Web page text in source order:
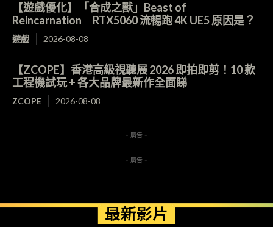
【遊戲優化】「合成之獸」Beast of
Reincarnation RTX5060 流暢跑 4K UE5 原因是？
遊戲 2026-08-08
【ZCOPE】香港高級視聽展 2026 即拍即剪！10 款
工程機試玩 + 各大品牌最新作全面睇
ZCOPE 2026-08-08
- 廣告 -
- 廣告 -
最新影片